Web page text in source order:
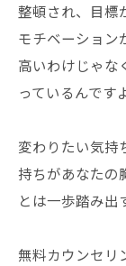
整頓され、目標
モチベーション
高いわけじゃな
っているんです
変わりたい気持
持ちがあなたの
とは一歩踏み出
無料カウンセリ